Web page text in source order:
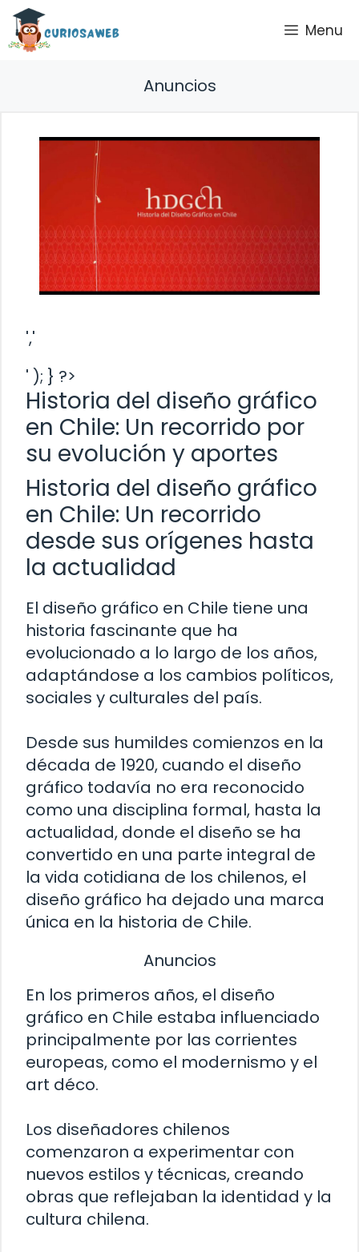
Saltar
contenido
Menu
Anuncios
','
' ); } ?>
Historia del diseño gráfico
en Chile: Un recorrido por
su evolución y aportes
Historia del diseño gráfico
en Chile: Un recorrido
desde sus orígenes hasta
la actualidad
El diseño gráfico en Chile tiene una
historia fascinante que ha
evolucionado a lo largo de los años,
adaptándose a los cambios políticos,
sociales y culturales del país.
Desde sus humildes comienzos en la
década de 1920, cuando el diseño
gráfico todavía no era reconocido
como una disciplina formal, hasta la
actualidad, donde el diseño se ha
convertido en una parte integral de
la vida cotidiana de los chilenos, el
diseño gráfico ha dejado una marca
única en la historia de Chile.
Anuncios
En los primeros años, el diseño
gráfico en Chile estaba influenciado
principalmente por las corrientes
europeas, como el modernismo y el
art déco.
Los diseñadores chilenos
comenzaron a experimentar con
nuevos estilos y técnicas, creando
obras que reflejaban la identidad y la
cultura chilena.